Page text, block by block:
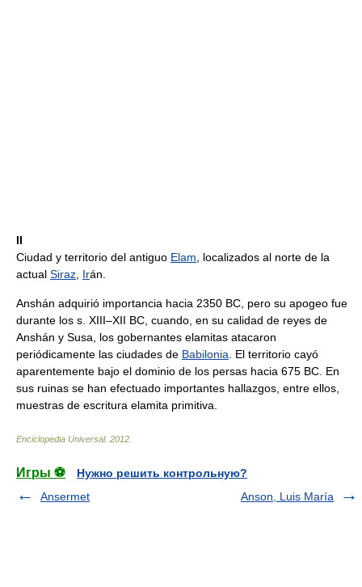
II
Ciudad y territorio del antiguo Elam , localizados al norte de la
actual Siraz Irán.
Anshán adquirió importancia hacia 2350 BC, pero su apogeo fue
durante los s. XIII–XII BC, cuando, en su calidad de reyes de
Anshán y Susa, los gobernantes elamitas atacaron
periódicamente las ciudades de Babilonia . El territorio cayó
aparentemente bajo el dominio de los persas hacia 675 BC. En
sus ruinas se han efectuado importantes hallazgos, entre ellos,
muestras de escritura elamita primitiva.
Enciclopedia Universal. 2012
Игры ⚽
Нужно решить контрольную?
Ansermet
Anson, Luis María